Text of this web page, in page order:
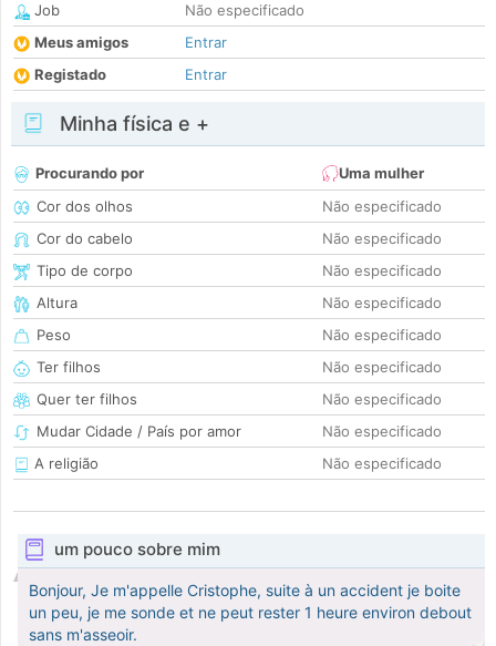
Job
Não especificado
Meus amigos
Entrar
Registado
Entrar
Minha física e +
Procurando por
Uma mulher
Cor dos olhos
Não especificado
Cor do cabelo
Não especificado
Tipo de corpo
Não especificado
Altura
Não especificado
Peso
Não especificado
Ter filhos
Não especificado
Quer ter filhos
Não especificado
Mudar Cidade / País por amor
Não especificado
A religião
Não especificado
um pouco sobre mim
Bonjour, Je m'appelle Cristophe, suite à un accident je boite
un peu, je me sonde et ne peut rester 1 heure environ debout
sans m'asseoir.